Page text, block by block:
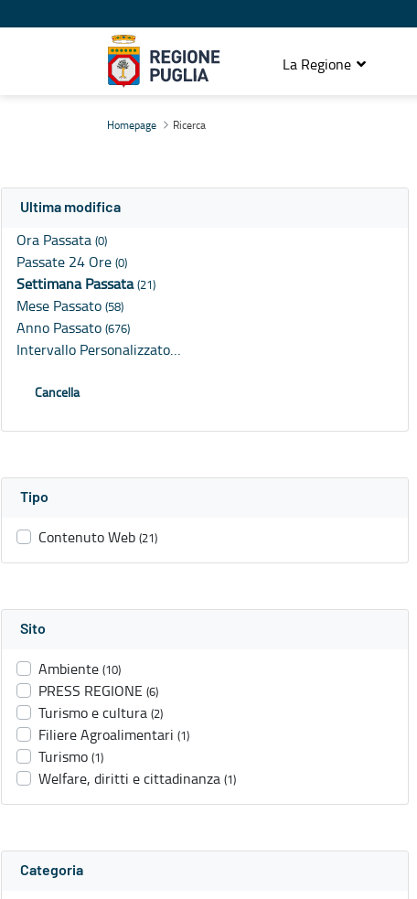
La Regione
Homepage Ricerca
Ultima modifica
Ora Passata (0)
Passate 24 Ore (0)
Settimana Passata(21)
Mese Passato (58)
Anno Passato (676)
Intervallo Personalizzato…
Cancella
Tipo
Contenuto Web (21)
Sito
Ambiente (10)
PRESS REGIONE (6)
Turismo e cultura (2)
Filiere Agroalimentari (1)
Turismo (1)
Welfare, diritti e cittadinanza (1)
Categoria